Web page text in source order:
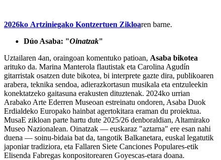
2026ko Artziniegako Kontzertuen Zikloaren barne.
Dúo Asaba: "Oinatzak"
Uztailaren 4an, oraingoan komentuko patioan, Asaba bikotea
arituko da. Marina Manterola flautistak eta Carolina Agudín
gitarristak osatzen dute bikotea, bi interprete gazte dira, publikoaren
arabera, teknika sendoa, adierazkortasun musikala eta entzuleekin
konektatzeko gaitasuna erakusten dituztenak. 2024ko urrian
Arabako Arte Ederren Museoan estreinatu ondoren, Asaba Duok
Erdialdeko Europako hainbat agertokitara eraman du proiektua.
MusaE zikloan parte hartu dute 2025/26 denboraldian, Altamirako
Museo Nazionalean. Oinatzak — euskaraz "aztarna" ere esan nahi
duena — soinu-bidaia bat da, tangotik Balkanetara, euskal legatutik
japoniar tradiziora, eta Fallaren Siete Canciones Populares-etik
Elisenda Fabregas konpositorearen Goyescas-etara doana.